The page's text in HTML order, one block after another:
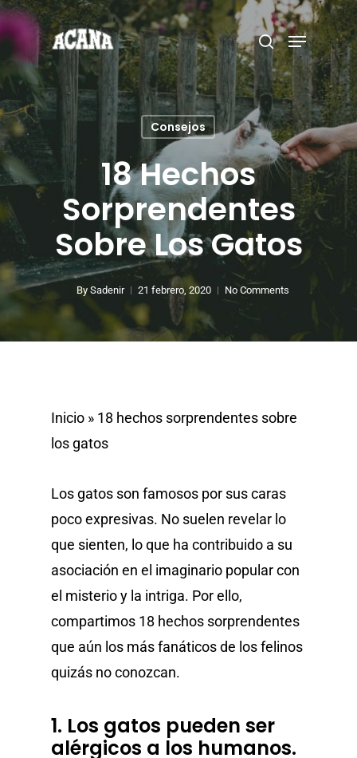
Hit enter to search or ESC to close
Consejos
18 Hechos
Sorprendentes
Sobre Los Gatos
By Sadenir 21 febrero, 2020 No Comments
Inicio » 18 hechos sorprendentes sobre
los gatos
Los gatos son famosos por sus caras
poco expresivas. No suelen revelar lo
que sienten, lo que ha contribuido a su
asociación en el imaginario popular con
el misterio y la intriga. Por ello,
compartimos 18 hechos sorprendentes
que aún los más fanáticos de los felinos
quizás no conozcan.
1. Los gatos pueden ser
alérgicos a los humanos.